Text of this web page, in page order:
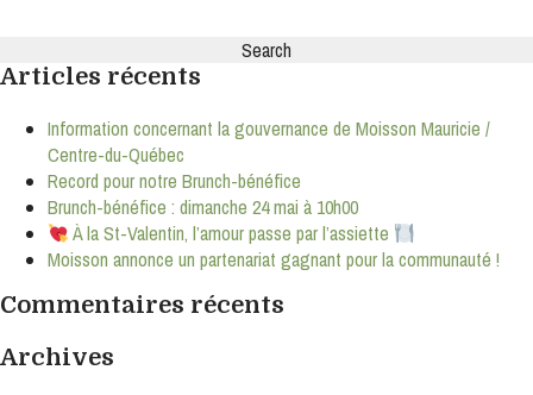
Articles récents
Information concernant la gouvernance de Moisson Mauricie /
Centre-du-Québec
Record pour notre Brunch-bénéfice
Brunch-bénéfice : dimanche 24 mai à 10h00
À la St-Valentin, l’amour passe par l’assiette
Moisson annonce un partenariat gagnant pour la communauté !
Commentaires récents
Archives
l'affût
nos
nouveautés.
Courriel
*
S'INSCRIRE